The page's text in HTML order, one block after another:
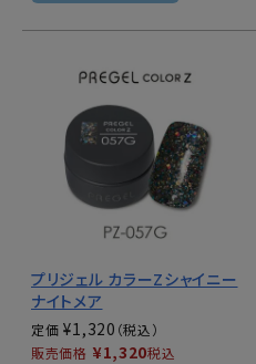
プリジェル カラーZシャイニー
ナイトメア
定価 ¥1,320
販売価格 ¥1,320税込